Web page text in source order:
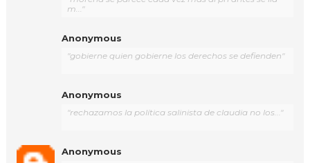
m..."
Anonymous
"gobierne quien gobierne los derechos se defienden"
Anonymous
"rechazamos la política salinista de claudia no los..."
Anonymous